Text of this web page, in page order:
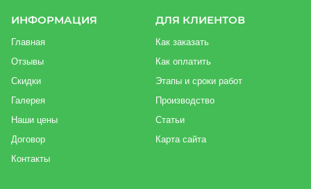
ИНФОРМАЦИЯ
Главная
Отзывы
Скидки
Галерея
Наши цены
Договор
Контакты
ДЛЯ КЛИЕНТОВ
Как заказать
Как оплатить
Этапы и сроки работ
Производство
Статьи
Карта сайта